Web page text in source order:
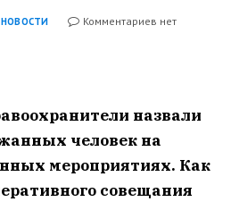
НОВОСТИ
Комментариев нет
назвали
человек на
мероприятиях. Как
совещания